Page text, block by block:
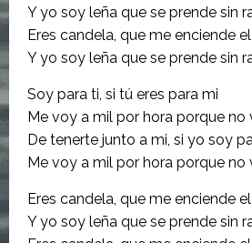
Y yo soy leña que se prende sin
Eres candela, que me enciende
Y yo soy leña que se prende sin
Soy para ti, si tú eres para mi
Me voy a mil por hora porque no
De tenerte junto a mi, si yo soy
Me voy a mil por hora porque no
Eres candela, que me enciende
Y yo soy leña que se prende sin